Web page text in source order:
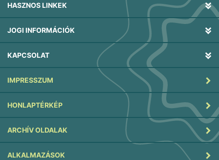
HASZNOS LINKEK
JOGI INFORMÁCIÓK
KAPCSOLAT
IMPRESSZUM
HONLAPTÉRKÉP
ARCHÍV OLDALAK
ALKALMAZÁSOK